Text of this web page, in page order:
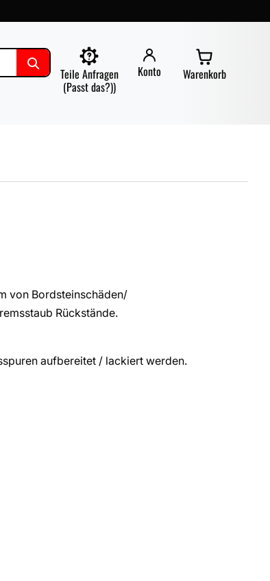
Teile Anfragen
(Passt das?))
Konto Warenkorb
von Bordsteinschäden/
Rückstände.
aufbereitet / lackiert werden.